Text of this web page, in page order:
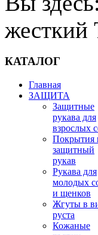
жесткий
КАТАЛОГ
Главная
ЗАЩИТА
Защитные
рукава для
взрослых
Покрытия
защитный
рукав
Рукава для
молодых
и щенков
Жгуты в
руста
Кожаные